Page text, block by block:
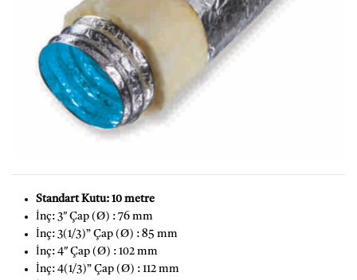
Standart Kutu: 10 metre
İnç: 3″ Çap (Ø) : 76 mm
İnç: 3(1/3)” Çap (Ø) : 85 mm
İnç: 4″ Çap (Ø) : 102 mm
İnç: 4(1/3)” Çap (Ø) : 112 mm